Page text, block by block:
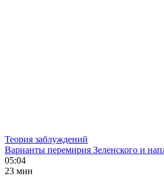
Теория заблуждений
Варианты перемирия Зеленского и
05:04
23 мин